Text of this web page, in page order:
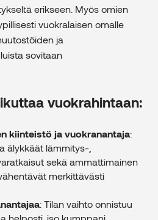
erikseen. Myös omien
vuokralaisen omalle
ja
sovitaan
vuokrahintaan:
kiinteistö ja vuokranantaja:
älykkäät lämmitys-,
sekä ammattimainen
merkittävästi
: Tilan vaihto onnistuu